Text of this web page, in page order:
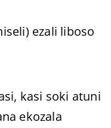
ezali liboso
kasi soki atuni
ekozala